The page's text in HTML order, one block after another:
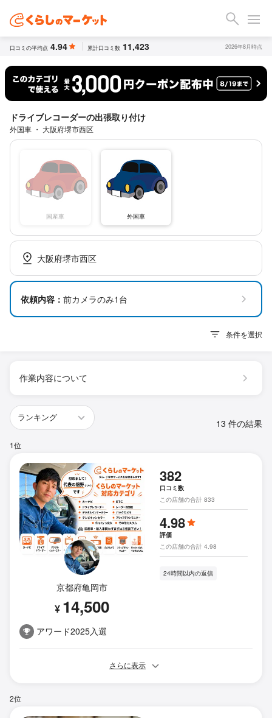
口コミの平均点 4.94 累計口コミ数 11,423 2026年8月時点
ドライブレコーダーの出張取り付け
外国車 ・ 大阪府堺市西区
国産車 外国車
大阪府堺市西区
依頼内容： 前カメラのみ1台
条件を選択
作業内容について
13 件の結果
1位
京都府亀岡市
¥ 14,500
アワード2025入選
382
口コミ数
この店舗の合計 833
4.98
評価
この店舗の合計 4.98
24時間以内の返信
さらに表示
2位